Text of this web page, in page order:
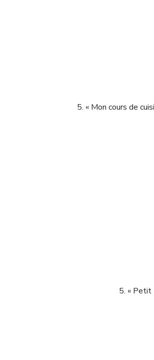
5. « Mon cours de
5. « Petit